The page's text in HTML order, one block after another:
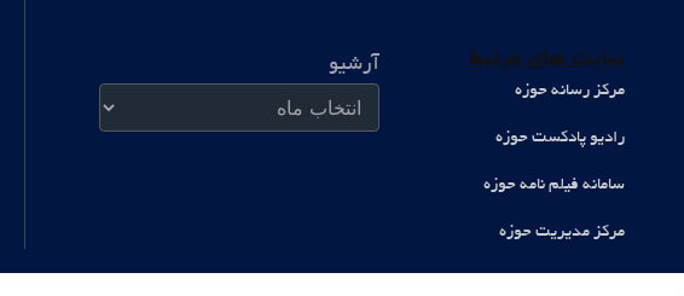
سایت های مرتبط
مرکز رسانه حوزه
رادیو پادکست حوزه
سامانه فیلم نامه حوزه
مرکز مدیریت حوزه
آرشیو
آرشیو